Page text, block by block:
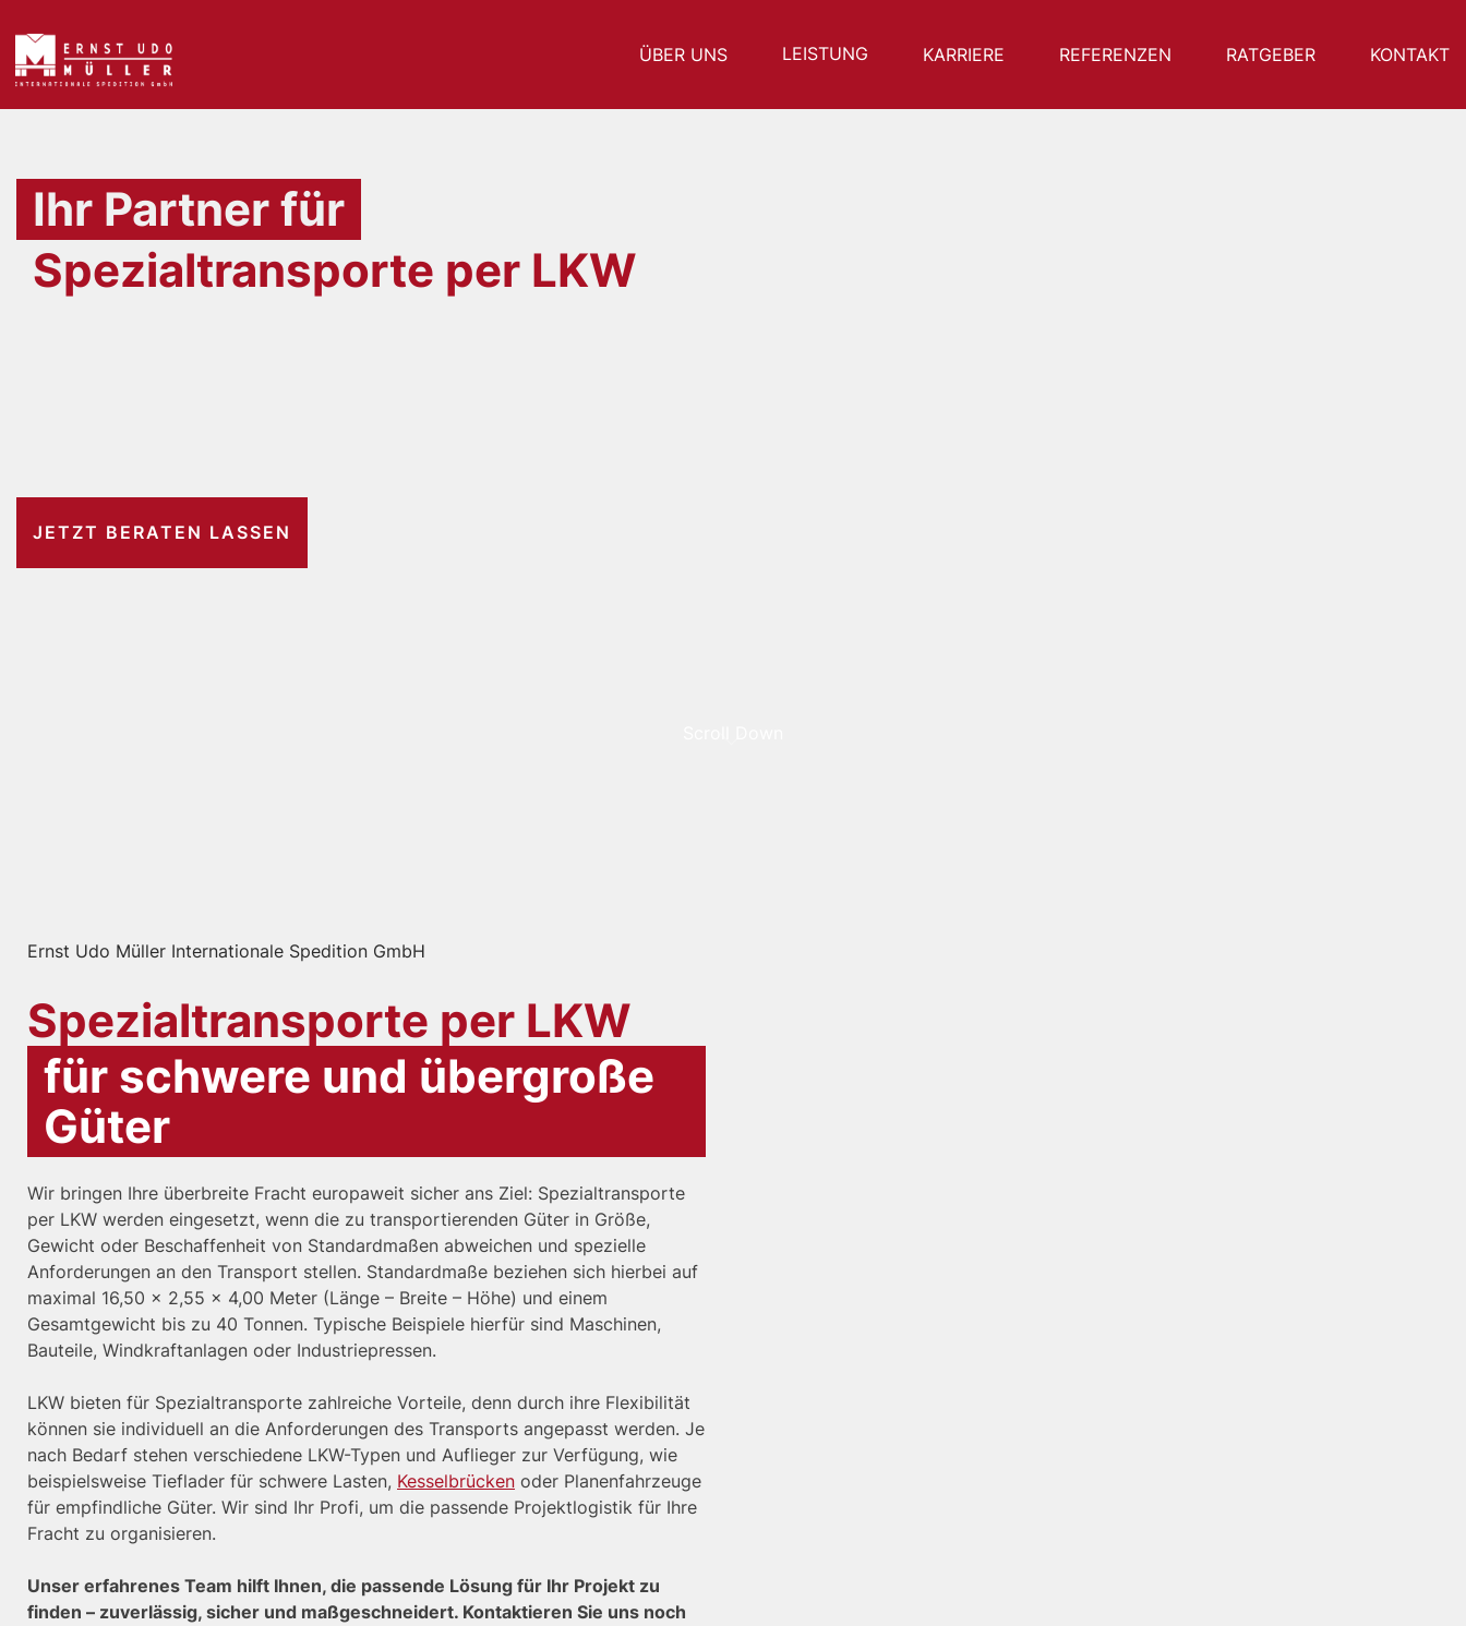
content
ÜBER UNS LEISTUNG KARRIERE REFERENZEN RATGEBER KONTAKT
Ihr Partner für
Spezialtransporte per LKW
JETZT BERATEN LASSEN
Ernst Udo Müller Internationale Spedition GmbH
Spezialtransporte per LKW
für schwere und übergroße
Güter
Wir bringen Ihre überbreite Fracht europaweit sicher ans Ziel: Spezialtransporte
per LKW werden eingesetzt, wenn die zu transportierenden Güter in Größe,
Gewicht oder Beschaffenheit von Standardmaßen abweichen und spezielle
Anforderungen an den Transport stellen. Standardmaße beziehen sich hierbei auf
maximal 16,50 x 2,55 x 4,00 Meter (Länge – Breite – Höhe) und einem
Gesamtgewicht bis zu 40 Tonnen. Typische Beispiele hierfür sind Maschinen,
Bauteile, Windkraftanlagen oder Industriepressen. ​
LKW bieten für Spezialtransporte zahlreiche Vorteile, denn durch ihre Flexibilität
können sie individuell an die Anforderungen des Transports angepasst werden. Je
nach Bedarf stehen verschiedene LKW-Typen und Auflieger zur Verfügung, wie
beispielsweise Tieflader für schwere Lasten, Kesselbrücken oder Planenfahrzeuge
für empfindliche Güter. Wir sind Ihr Profi, um die passende Projektlogistik für Ihre
Fracht zu organisieren.
Unser erfahrenes Team hilft Ihnen, die passende Lösung für Ihr Projekt zu
finden – zuverlässig, sicher und maßgeschneidert. Kontaktieren Sie uns noch